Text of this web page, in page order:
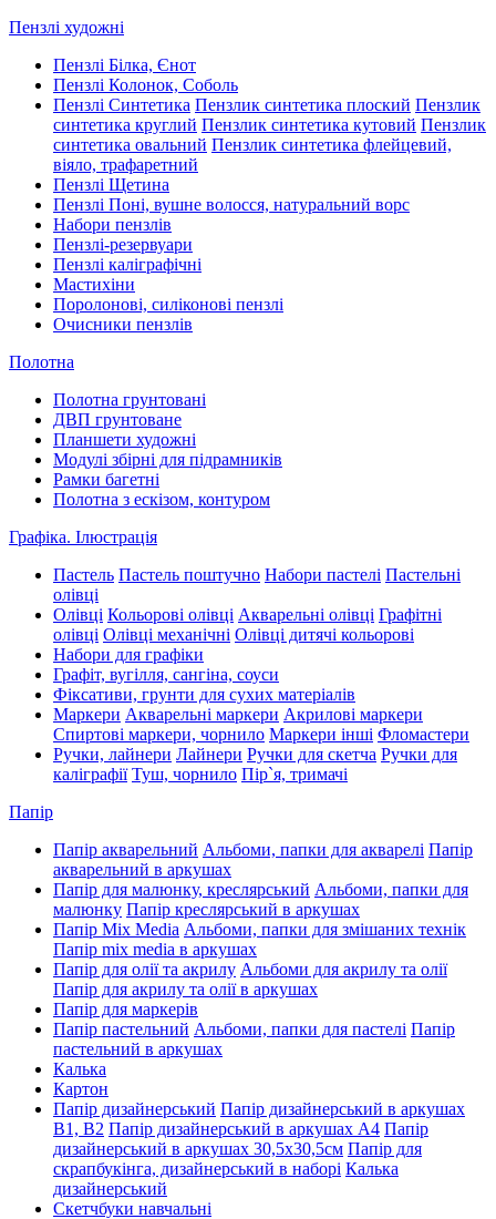
Пензлі художні
Пензлі Білка, Єнот
Пензлі Колонок, Соболь
Пензлі Синтетика Пензлик синтетика плоский Пензлик
синтетика круглий Пензлик синтетика кутовий Пензлик
синтетика овальний Пензлик синтетика флейцевий,
віяло, трафаретний
Пензлі Щетина
Пензлі Поні, вушне волосся, натуральний ворс
Набори пензлів
Пензлі-резервуари
Пензлі каліграфічні
Мастихіни
Поролонові, силіконові пензлі
Очисники пензлів
Полотна
Полотна грунтовані
ДВП грунтоване
Планшети художні
Модулі збірні для підрамників
Рамки багетні
Полотна з ескізом, контуром
Графіка. Ілюстрація
Пастель Пастель поштучно Набори пастелі Пастельні
олівці
Олівці Кольорові олівці Акварельні олівці Графітні
олівці Олівці механічні Олівці дитячі кольорові
Набори для графіки
Графіт, вугілля, сангіна, соуси
Фіксативи, грунти для сухих матеріалів
Маркери Акварельні маркери Акрилові маркери
Спиртові маркери, чорнило Маркери інші Фломастери
Ручки, лайнери Лайнери Ручки для скетча Ручки для
каліграфії Туш, чорнило Пір`я, тримачі
Папір
Папір акварельний Альбоми, папки для акварелі Папір
акварельний в аркушах
Папір для малюнку, креслярський Альбоми, папки для
малюнку Папір креслярський в аркушах
Папір Mix Media Альбоми, папки для змішаних технік
Папір mix media в аркушах
Папір для олії та акрилу Альбоми для акрилу та олії
Папір для акрилу та олії в аркушах
Папір для маркерів
Папір пастельний Альбоми, папки для пастелі Папір
пастельний в аркушах
Калька
Картон
Папір дизайнерський Папір дизайнерський в аркушах
В1, В2 Папір дизайнерський в аркушах А4 Папір
дизайнерський в аркушах 30,5х30,5см Папір для
скрапбукінга, дизайнерський в наборі Калька
дизайнерський
Скетчбуки навчальні